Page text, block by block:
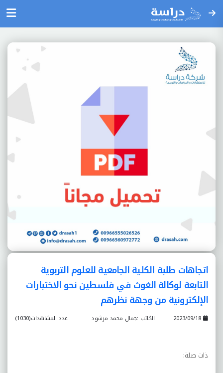
اتجاهات طلبة الكلية الجامعية للعلوم التربوية
التابعة لوكالة الغوث في فلسطين نحو الاختبارات
الإلكترونية من وجهة نظرهم
عدد المشاهدات(1030) الكاتب :جمال محمد مرشود
ذات صلة: